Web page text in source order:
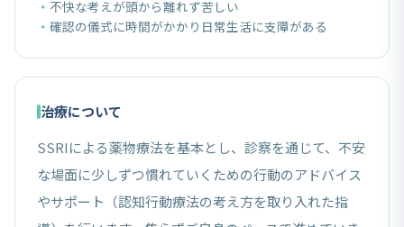
不快な考えが頭から離れず苦しい
確認の儀式に時間がかかり日常生活に支障がある
治療について
SSRIによる薬物療法を基本とし、診察を通じて、不安
な場面に少しずつ慣れていくための行動のアドバイス
やサポート（認知行動療法の考え方を取り入れた指